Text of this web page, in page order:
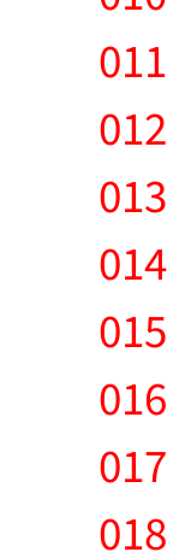
011
012
013
014
015
016
017
018